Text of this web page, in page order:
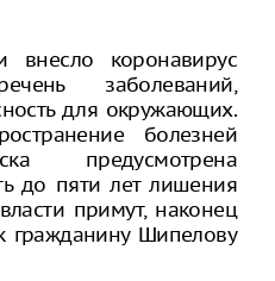
внесло коронавирус
заболеваний,
для окружающих.
болезней
предусмотрена
до пяти лет лишения
примут, наконец
Шипелову